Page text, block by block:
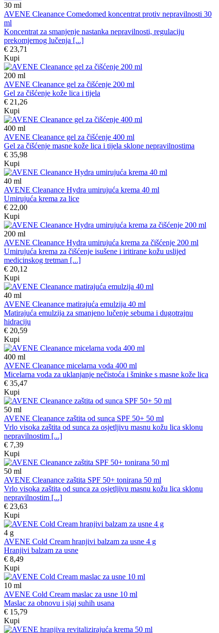
30 ml
AVENE Cleanance Comedomed koncentrat protiv nepravilnosti 30
ml
Koncentrat za smanjenje nastanka nepravilnosti, regulaciju
prekomjernog lučenja [...]
€ 23,71
Kupi
200 ml
AVENE Cleanance gel za čišćenje 200 ml
Gel za čišćenje kože lica i tijela
€ 21,26
Kupi
400 ml
AVENE Cleanance gel za čišćenje 400 ml
Gel za čišćenje masne kože lica i tijela sklone nepravilnostima
€ 35,98
Kupi
40 ml
AVENE Cleanance Hydra umirujuća krema 40 ml
Umirujuća krema za lice
€ 22,00
Kupi
200 ml
AVENE Cleanance Hydra umirujuća krema za čišćenje 200 ml
Umirujuća krema za čišćenje isušene i iritirane kožu uslijed
medicinskog tretman [...]
€ 20,12
Kupi
40 ml
AVENE Cleanance matirajuća emulzija 40 ml
Matirajuća emulzija za smanjeno lučenje sebuma i dugotrajnu
hidraciju
€ 20,59
Kupi
400 ml
AVENE Cleanance micelarna voda 400 ml
Micelarna voda za uklanjanje nečistoća i šminke s masne kože lica
€ 35,47
Kupi
50 ml
AVENE Cleanance zaštita od sunca SPF 50+ 50 ml
Vrlo visoka zaštita od sunca za osjetljivu masnu kožu lica sklonu
nepravilnostim [...]
€ 7,39
Kupi
50 ml
AVENE Cleanance zaštita SPF 50+ tonirana 50 ml
Vrlo visoka zaštita od sunca za osjetljivu masnu kožu lica sklonu
nepravilnostim [...]
€ 23,63
Kupi
4 g
AVENE Cold Cream hranjivi balzam za usne 4 g
Hranjivi balzam za usne
€ 8,49
Kupi
10 ml
AVENE Cold Cream maslac za usne 10 ml
Maslac za obnovu i sjaj suhih usana
€ 15,79
Kupi